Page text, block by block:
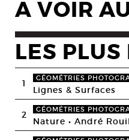
A VOIR
LES PLUS
1 GÉOMÉTRIES
Lignes & Surfaces
2 GÉOMÉTRIES
Nature • André